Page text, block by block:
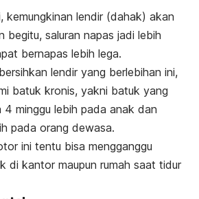
kemungkinan lendir (dahak) akan
begitu, saluran napas jadi lebih
bernapas lebih lega.
lendir yang berlebihan ini,
batuk kronis, yakni batuk yang
4 minggu lebih pada anak dan
pada orang dewasa.
ini tentu bisa mengganggu
di kantor maupun rumah saat tidur